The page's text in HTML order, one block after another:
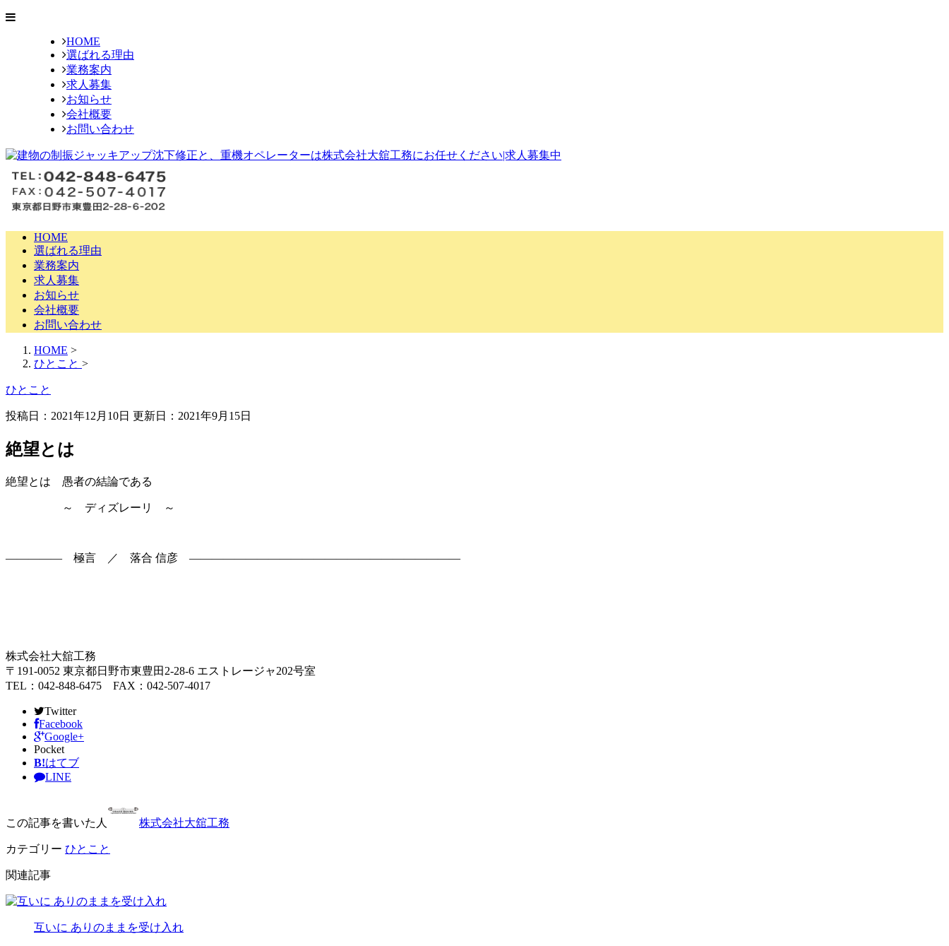
HOME
選ばれる理由
業務案内
求人募集
お知らせ
会社概要
お問い合わせ
HOME
選ばれる理由
業務案内
求人募集
お知らせ
会社概要
お問い合わせ
HOME >
ひとこと >
ひとこと
投稿日：2021年12月10日 更新日： 2021年9月15日
絶望とは
絶望とは 愚者の結論である
～ ディズレーリ ～
————— 極言 ／ 落合 信彦 ————————————————————————
株式会社大舘工務
〒191-0052 東京都日野市東豊田2-28-6 エストレージャ202号室
TEL：042-848-6475 FAX：042-507-4017
Twitter
Facebook
Google+
Pocket
B!はてブ
LINE
この記事を書いた人 株式会社大舘工務
カテゴリー ひとこと
関連記事
互いに ありのままを受け入れ